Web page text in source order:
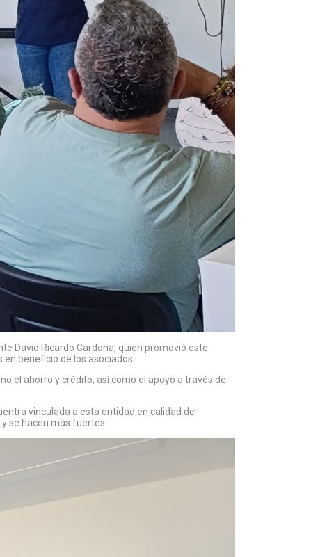
David Ricardo Cardona, quien promovió este
beneficio de los asociados.
el ahorro y crédito, así como el apoyo a través de
vinculada a esta entidad en calidad de
se hacen más fuertes.